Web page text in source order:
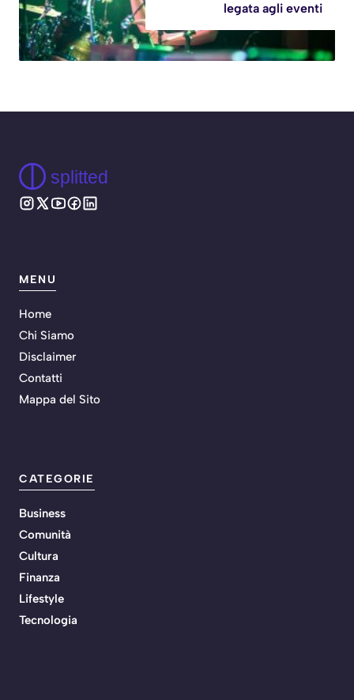
legata agli eventi
splitted
MENU
Home
Chi Siamo
Disclaimer
Contatti
Mappa del Sito
CATEGORIE
Business
Comunità
Cultura
Finanza
Lifestyle
Tecnologia